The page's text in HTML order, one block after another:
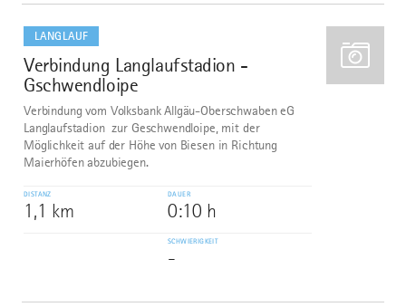
LANGLAUF
9
Verbindung Langlaufstadion -
Gschwendloipe
Verbindung vom Volksbank Allgäu-Oberschwaben eG
Langlaufstadion zur Geschwendloipe, mit der
Möglichkeit auf der Höhe von Biesen in Richtung
Maierhöfen abzubiegen.
DISTANZ
1,1 km
DAUER
0:10 h
SCHWIERIGKEIT
-
dazu